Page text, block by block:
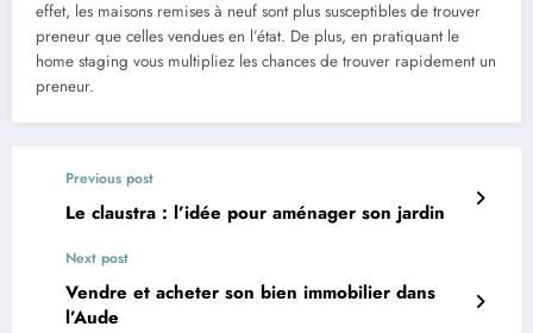
effet, les maisons remises à neuf sont plus susceptibles de trouver
preneur que celles vendues en l’état. De plus, en pratiquant le
home staging vous multipliez les chances de trouver rapidement un
preneur.
Previous post
Le claustra : l’idée pour aménager son jardin
Next post
Vendre et acheter son bien immobilier dans
l’Aude